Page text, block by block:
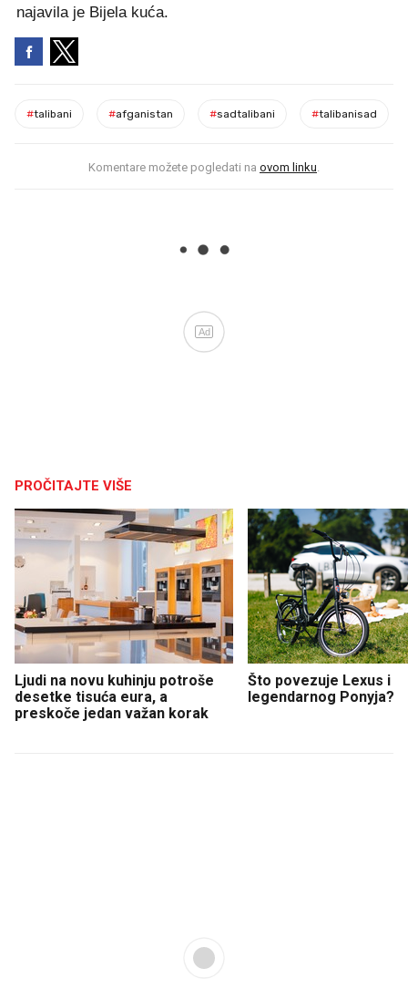
najavila je Bijela kuća.
#talibani #afganistan #sadtalibani #talibanisad
Komentare možete pogledati na ovom linku.
Ad
PROČITAJTE VIŠE
Ljudi na novu kuhinju potroše
desetke tisuća eura, a
preskoče jedan važan korak
Što povezuje Lexus i
legendarnog Ponyja?